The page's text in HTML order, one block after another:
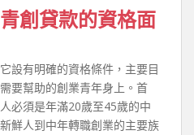
創貸款的資格面
設有明確的資格條件，主要目
要幫助的創業青年身上。首
必須是年滿20歲至45歲的中
鮮人到中年轉職創業的主要族